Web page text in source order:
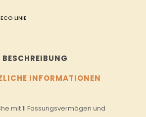
ECO LINIE
BESCHREIBUNG
INFORMATIONEN
mit 1l Fassungsvermögen und